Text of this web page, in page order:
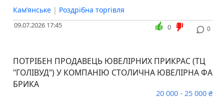
Кам’янське | Роздрібна торгівля
09.07.2026 17:45 0
0
ПОТРІБЕН ПРОДАВЕЦЬ ЮВЕЛІРНИХ ПРИКРАС (ТЦ
"ГОЛІВУД") У КОМПАНІЮ СТОЛИЧНА ЮВЕЛІРНА ФА
БРИКА
20 000 - 25 000 ₴